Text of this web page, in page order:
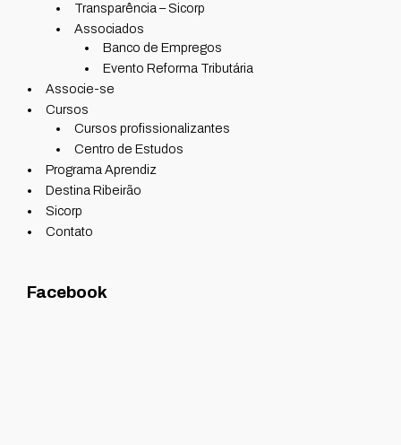
Transparência – Sicorp
Associados
Banco de Empregos
Evento Reforma Tributária
Associe-se
Cursos
Cursos profissionalizantes
Centro de Estudos
Programa Aprendiz
Destina Ribeirão
Sicorp
Contato
Facebook